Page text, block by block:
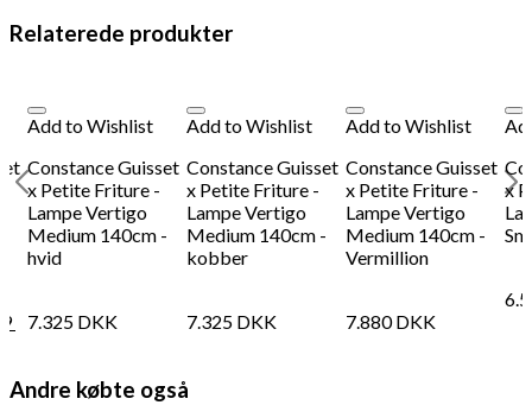
Relaterede produkter
Add to Wishlist
Constance Guisset
x Petite Friture -
Lampe Vertigo
Medium 140cm -
hvid
7.325 DKK
Add to Wishlist
Constance Guisset
x Petite Friture -
Lampe Vertigo
Medium 140cm -
kobber
7.325 DKK
Add to Wishlist
Constance Guisset
x Petite Friture -
Lampe Vertigo
Medium 140cm -
Vermillion
7.880DKK
x
Andre købte også